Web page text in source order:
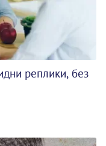
реплики, без